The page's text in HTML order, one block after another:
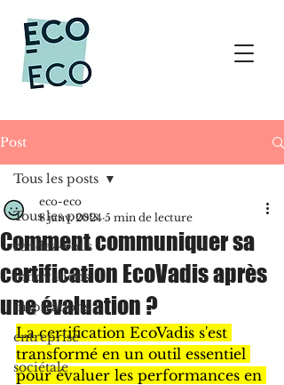
Post
Tous les posts
rendez-vous
innovations
inspirations
entreprise
sociétale
Tous les posts
Comment communiquer sa
certification EcoVadis après
une évaluation ?
eco-eco
8 janv. 2024 5 min de lecture
La certification EcoVadis s'est
transformé en un outil essentiel
pour évaluer les performances en